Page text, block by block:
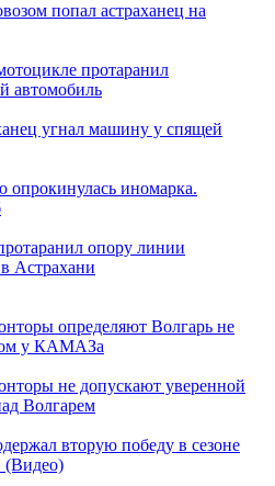
попал астраханец на
протаранил
автомобиль
угнал машину у спящей
опрокинулась иномарка.
опору линии
Астрахани
определяют Волгарь не
у КАМАЗа
не допускают уверенной
Волгарем
вторую победу в сезоне
(Видео)